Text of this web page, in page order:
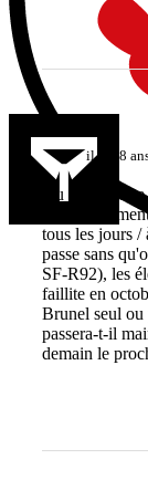
il y a 8
Au final
tous les jours /
passe sans
SF-R92), les
faillite en
Brunel seul ou
passera-t-il
demain le